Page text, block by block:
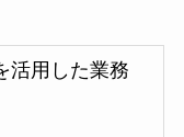
活用した業務